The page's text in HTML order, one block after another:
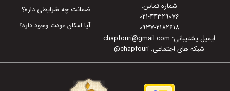
شماره تماس:
021-44329076
0937-2182618
ایمیل پشتیبانی: chapfouri@gmail.com
شبکه های اجتماعی: chapfouri
@
ضمانت چه شرایطی داره؟
آیا امکان عودت وجود داره؟